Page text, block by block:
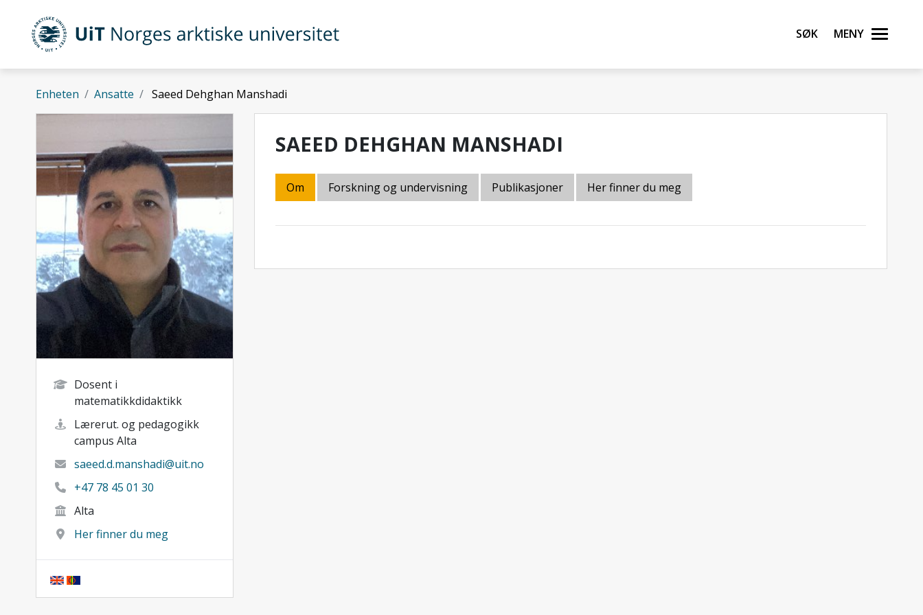
Gå til hovedinnhold
UiT Norges arktiske universitet Søk Meny
Enheten Ansatte Saeed Dehghan Manshadi
Dosent i
matematikkdidaktikk
Lærerut. og pedagogikk
campus Alta
saeed.d.manshadi@uit.no
+47 78 45 01 30
Alta
Her finner du meg
SAEED DEHGHAN MANSHADI
Om Forskning og undervisning Publikasjoner Her finner du meg